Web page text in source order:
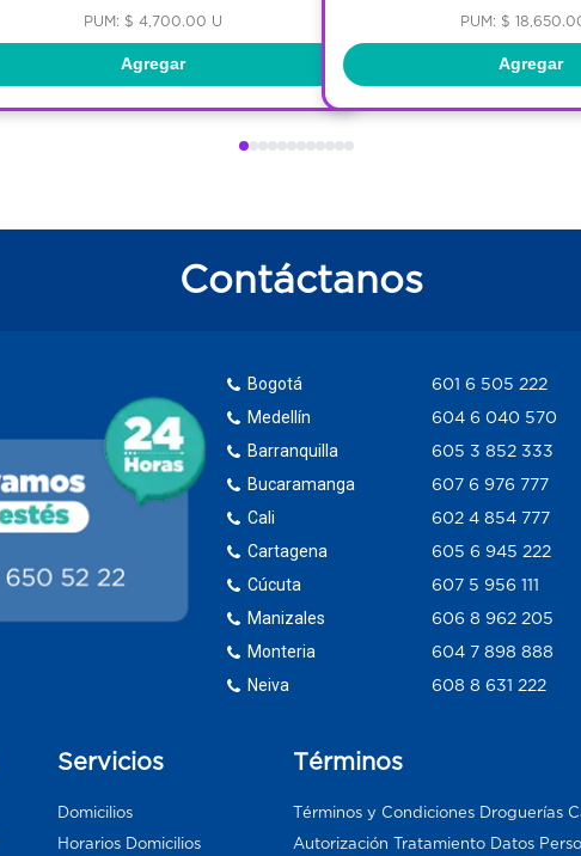
PUM: $ 4,700.00 U
Agregar
PUM: $
Agregar
Contáctanos
Bogotá
Medellín
Barranquilla
Bucaramanga
Cali
Cartagena
Cúcuta
Manizales
Monteria
Neiva
601 6 505 222
604 6 040 570
605 3 852 333
607 6 976 777
602 4 854 777
605 6 945 222
607 5 956 111
606 8 962 205
604 7 898 888
608 8 631 222
Servicios
Domicilios
Horarios Domicilios
Términos
Términos y Condiciones Droguerías
Autorización Tratamiento Datos